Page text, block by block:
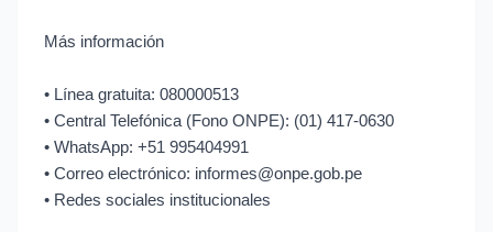
Más información
• Línea gratuita: 080000513
• Central Telefónica (Fono ONPE): (01) 417-0630
• WhatsApp: +51 995404991
• Correo electrónico: informes@onpe.gob.pe
• Redes sociales institucionales